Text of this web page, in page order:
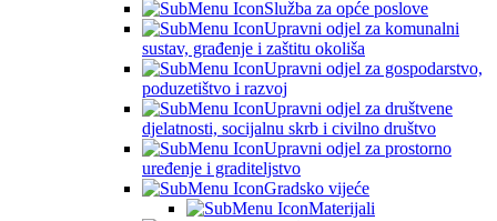
Služba za opće poslove
Upravni odjel za komunalni
sustav, građenje i zaštitu okoliša
Upravni odjel za gospodarstvo,
poduzetištvo i razvoj
Upravni odjel za društvene
djelatnosti, socijalnu skrb i civilno društvo
Upravni odjel za prostorno
uređenje i graditeljstvo
Gradsko vijeće
Materijali